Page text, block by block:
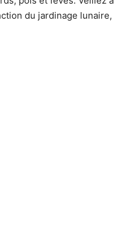
du jardinage lunaire,